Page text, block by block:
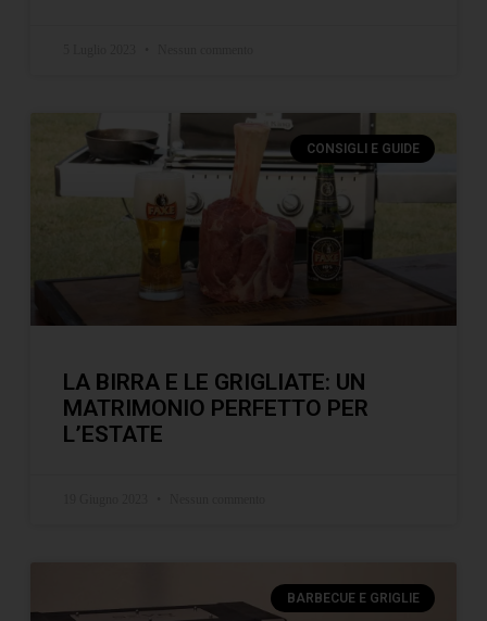
CONSIGLI E GUIDE
LA BIRRA E LE GRIGLIATE: UN
MATRIMONIO PERFETTO PER
L’ESTATE
BARBECUE E GRIGLIE